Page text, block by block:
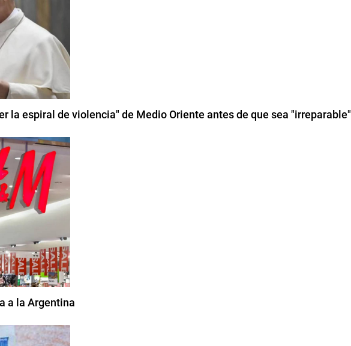
la espiral de violencia" de Medio Oriente antes de que sea "irreparable"
a la Argentina